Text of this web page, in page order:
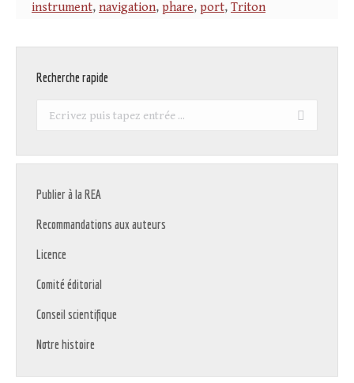
instrument, navigation, phare, port, Triton
Recherche rapide
Recherche
Publier à la REA
Recommandations aux auteurs
Licence
Comité éditorial
Conseil scientifique
Notre histoire